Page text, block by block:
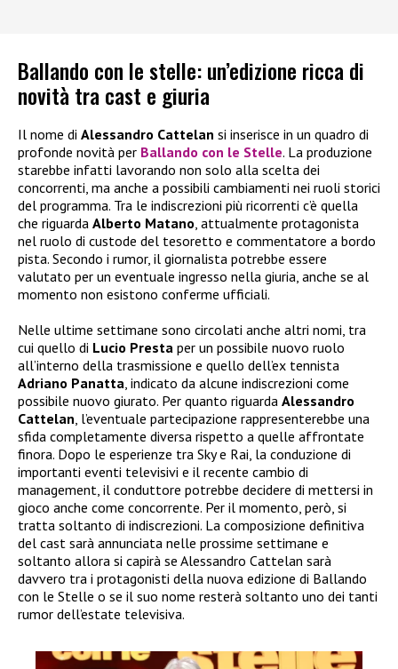
Ballando con le stelle: un’edizione ricca di
novità tra cast e giuria
Il nome di Alessandro Cattelan si inserisce in un quadro di
profonde novità per Ballando con le Stelle. La produzione
starebbe infatti lavorando non solo alla scelta dei
concorrenti, ma anche a possibili cambiamenti nei ruoli storici
del programma. Tra le indiscrezioni più ricorrenti c’è quella
che riguarda Alberto Matano , attualmente protagonista
nel ruolo di custode del tesoretto e commentatore a bordo
pista. Secondo i rumor, il giornalista potrebbe essere
valutato per un eventuale ingresso nella giuria, anche se al
momento non esistono conferme ufficiali.
Nelle ultime settimane sono circolati anche altri nomi, tra
cui quello di Lucio Presta per un possibile nuovo ruolo
all’interno della trasmissione e quello dell’ex tennista
Adriano Panatta , indicato da alcune indiscrezioni come
possibile nuovo giurato. Per quanto riguarda Alessandro
Cattelan , l’eventuale partecipazione rappresenterebbe una
sfida completamente diversa rispetto a quelle affrontate
finora. Dopo le esperienze tra Sky e Rai, la conduzione di
importanti eventi televisivi e il recente cambio di
management, il conduttore potrebbe decidere di mettersi in
gioco anche come concorrente. Per il momento, però, si
tratta soltanto di indiscrezioni. La composizione definitiva
del cast sarà annunciata nelle prossime settimane e
soltanto allora si capirà se Alessandro Cattelan sarà
davvero tra i protagonisti della nuova edizione di Ballando
con le Stelle o se il suo nome resterà soltanto uno dei tanti
rumor dell’estate televisiva.